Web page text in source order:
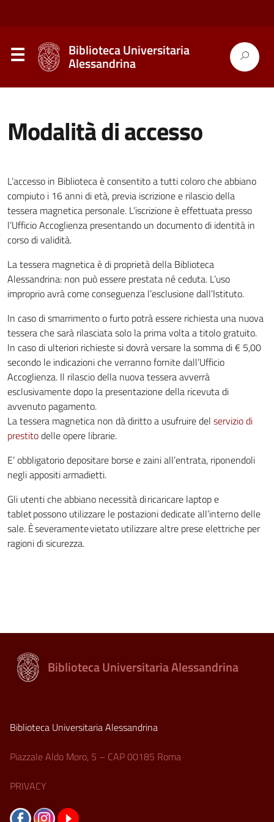
Biblioteca Universitaria
Alessandrina
Modalità di accesso
L’accesso in Biblioteca è consentito a tutti coloro che abbiano
compiuto i 16 anni di età, previa iscrizione e rilascio della
tessera magnetica personale. L’iscrizione è effettuata presso
l’Ufficio Accoglienza presentando un documento di identità in
corso di validità.
La tessera magnetica è di proprietà della Biblioteca
Alessandrina: non può essere prestata né ceduta. L’uso
improprio avrà come conseguenza l’esclusione dall’Istituto.
In caso di smarrimento o furto potrà essere richiesta una nuova
tessera che sarà rilasciata solo la prima volta a titolo gratuito.
In caso di ulteriori richieste si dovrà versare la somma di € 5,00
secondo le indicazioni che verranno fornite dall’Ufficio
Accoglienza. Il rilascio della nuova tessera avverrà
esclusivamente dopo la presentazione della ricevuta di
avvenuto pagamento.
La tessera magnetica non dà diritto a usufruire del servizio di
prestitodelle opere librarie.
E’ obbligatorio depositare borse e zaini all’entrata, riponendoli
negli appositi armadietti.
Gli utenti che abbiano necessità di ricaricare laptop e
tablet possono utilizzare le postazioni dedicate all’interno delle
sale. È severamente vietato utilizzare altre prese elettriche per
ragioni di sicurezza.
Biblioteca Universitaria Alessandrina
Biblioteca Universitaria Alessandrina
Piazzale Aldo Moro, 5 – CAP 00185 Roma
PRIVACY